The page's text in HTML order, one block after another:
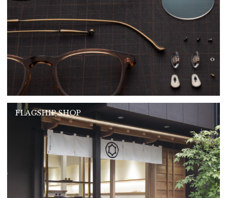
FLAGSHIP SHOP